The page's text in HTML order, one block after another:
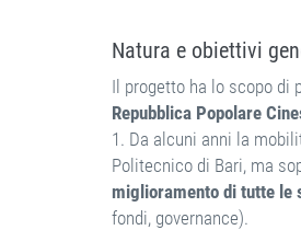
Natura e obiettivi
Il progetto ha lo scopo di
Repubblica Popolare
1. Da alcuni anni la
Politecnico di Bari, ma
miglioramento di tutte le
fondi, governance).